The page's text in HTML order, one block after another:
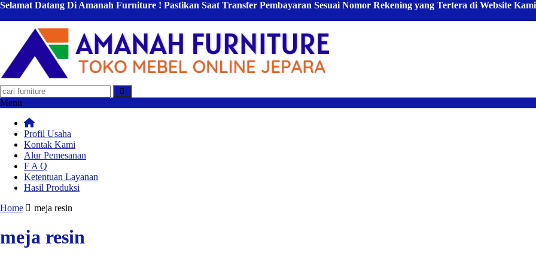
Selamat Datang Di Amanah Furniture ! Pastikan Saat Transfer Pembayaran Sesuai Nomor Rekening yang Tertera di Website
Menu
Profil Usaha
Kontak Kami
Alur Pemesanan
F A Q
Ketentuan Layanan
Hasil Produksi
Home
meja resin
meja resin